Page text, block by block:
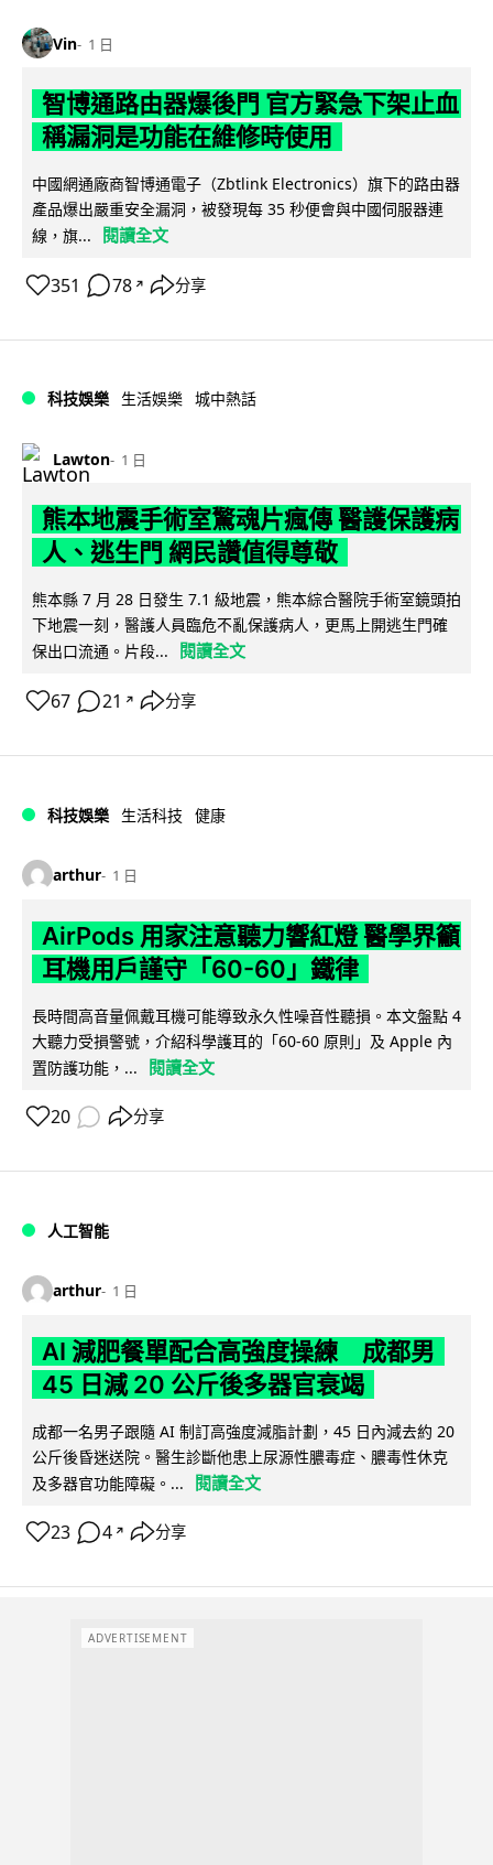
Vin 1 日
智博通路由器爆後門 官方緊急下架止血
稱漏洞是功能在維修時使用
中國網通廠商智博通電子（Zbtlink Electronics）旗下的路由器
產品爆出嚴重安全漏洞，被發現每 35 秒便會與中國伺服器連
線，旗...
閱讀全文
351 78 ↗ 分享
科技娛樂 生活娛樂 城中熱話
Lawton 1 日
熊本地震手術室驚魂片瘋傳 醫護保護病
人、逃生門 網民讚值得尊敬
熊本縣 7 月 28 日發生 7.1 級地震，熊本綜合醫院手術室鏡頭拍
下地震一刻，醫護人員臨危不亂保護病人，更馬上開逃生門確
保出口流通。片段...
閱讀全文
67 21 ↗ 分享
科技娛樂 生活科技 健康
arthur 1 日
AirPods 用家注意聽力響紅燈 醫學界籲
耳機用戶謹守「60-60」鐵律
長時間高音量佩戴耳機可能導致永久性噪音性聽損。本文盤點 4
大聽力受損警號，介紹科學護耳的「60-60 原則」及 Apple 內
置防護功能，...
閱讀全文
20 分享
人工智能
arthur 1 日
AI 減肥餐單配合高強度操練 成都男
45 日減 20 公斤後多器官衰竭
成都一名男子跟隨 AI 制訂高強度減脂計劃，45 日內減去約 20
公斤後昏迷送院。醫生診斷他患上尿源性膿毒症、膿毒性休克
及多器官功能障礙。...
閱讀全文
23 4 ↗ 分享
ADVERTISEMENT